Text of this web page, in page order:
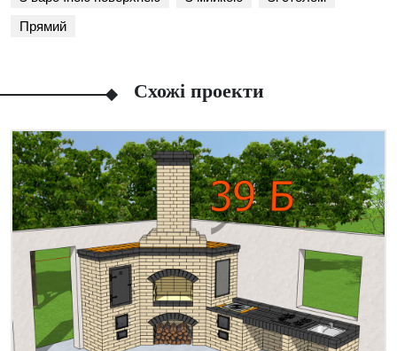
Facebook
ViberTelegramWhatsApp
Pinterest
Прямий
Схожі проекти